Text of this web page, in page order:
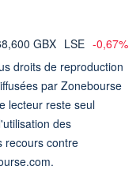
GBX LSE -0,67%
droits de reproduction
par Zonebourse
lecteur reste seul
des
recours contre